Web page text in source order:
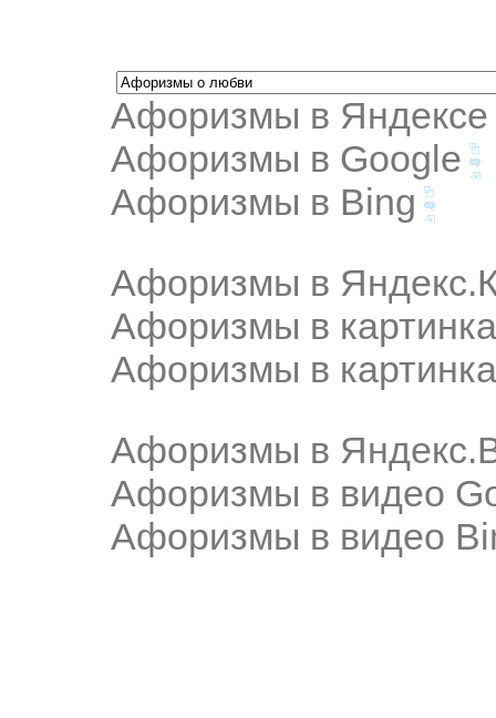
Афоризмы в Яндексе
Афоризмы в Google
Афоризмы в Bing
Афоризмы в
Афоризмы в
Афоризмы в
Афоризмы в
Афоризмы в видео
Афоризмы в видео